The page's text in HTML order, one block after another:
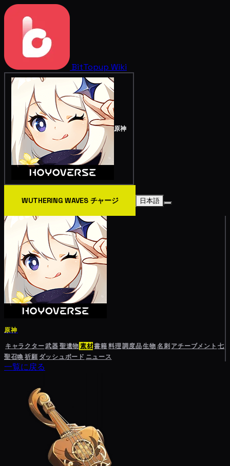
BitTopup Wiki
原神
WUTHERING WAVES チャージ 日本語
原神
キャラクター武器聖遺物素材書籍料理調度品生物名刺 アチーブメント 七
聖召喚祈願 ダッシュボード ニュース
一覧に戻る